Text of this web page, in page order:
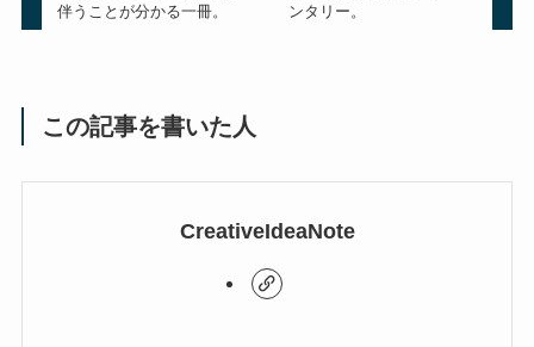
伴うことが分かる一冊。
ンタリー。
この記事を書いた人
CreativeIdeaNote